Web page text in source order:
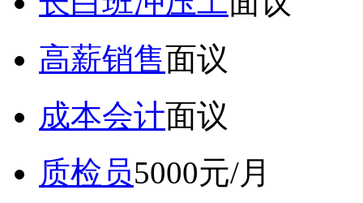
高薪销售面议
成本会计面议
质检员5000元/月